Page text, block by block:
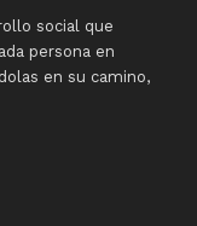
social que
persona en
en su camino,